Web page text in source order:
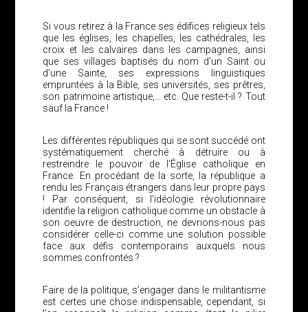
Si vous retirez à la France ses édifices religieux tels
que les églises, les chapelles, les cathédrales, les
croix et les calvaires dans les campagnes, ainsi
que ses villages baptisés du nom d’un Saint ou
d’une Sainte, ses expressions linguistiques
empruntées à la Bible, ses universités, ses prêtres,
son patrimoine artistique,… etc. Que reste-t-il ? Tout
sauf la France !
Les différentes républiques qui se sont succédé ont
systématiquement cherché à détruire ou à
restreindre le pouvoir de l’Église catholique en
France. En procédant de la sorte, la république a
rendu les Français étrangers dans leur propre pays
! Par conséquent, si l’idéologie révolutionnaire
identifie la religion catholique comme un obstacle à
son oeuvre de destruction, ne devrions-nous pas
considérer celle-ci comme une solution possible
face aux défis contemporains auxquels nous
sommes confrontés ?
Faire de la politique, s’engager dans le militantisme
est certes une chose indispensable, cependant, si